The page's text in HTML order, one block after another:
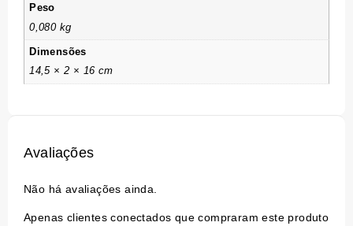
Peso
0,080 kg
Dimensões
14,5 × 2 × 16 cm
Avaliações
Não há avaliações ainda.
Apenas clientes conectados que compraram este produto